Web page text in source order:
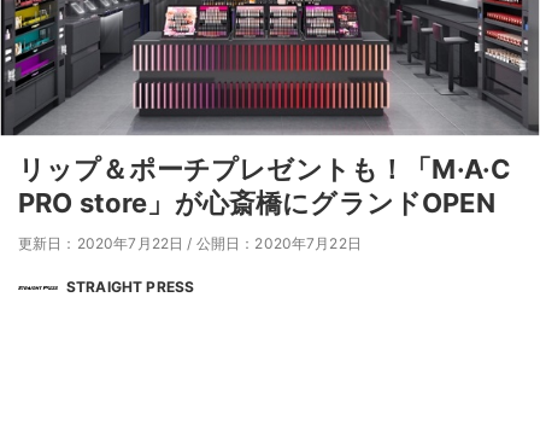
リップ＆ポーチプレゼントも！「M·A·C
PRO store」が心斎橋にグランドOPEN
更新日：2020年7月22日 / 公開日：2020年7月22日
STRAIGHT PRESS